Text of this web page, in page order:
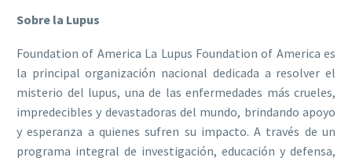
Sobre la Lupus
Foundation of America La Lupus Foundation of America es
la principal organización nacional dedicada a resolver el
misterio del lupus, una de las enfermedades más crueles,
impredecibles y devastadoras del mundo, brindando apoyo
y esperanza a quienes sufren su impacto. A través de un
programa integral de investigación, educación y defensa,